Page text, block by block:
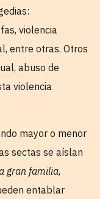
violencia
entre otras. Otros
abuso de
violencia
mayor o menor
sectas se aíslan
gran familia,
entablar